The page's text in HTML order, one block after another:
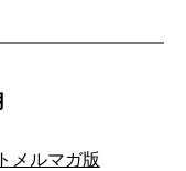
メルマガ版